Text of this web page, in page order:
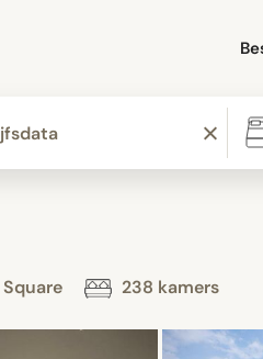
238 kamers